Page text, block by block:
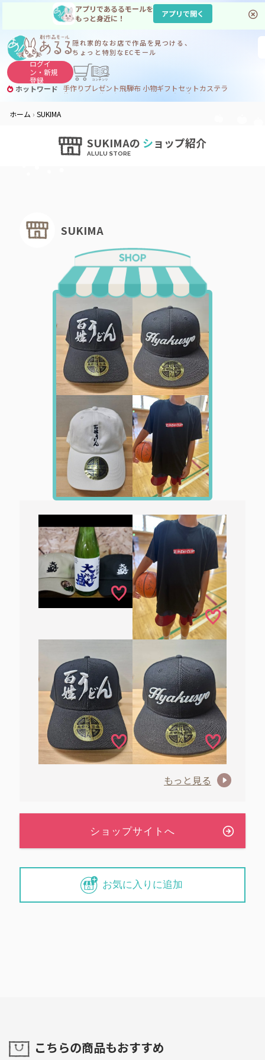
アプリであるるモールを
もっと身近に！
アプリで開く
隠れ家的なお店で作品を見つける、
ちょっと特別なECモール
ログイ
ン・新規
登録
ホットワード 手作りプレゼント飛騨布 小物ギフトセットカステラ
サヌカイト コーヒー
ジンギスカン
ホーム
SUKIMA
SUKIMAの ショップ紹介
SUKIMA
もっと見る
お気に入りに追加
こちらの商品もおすすめ